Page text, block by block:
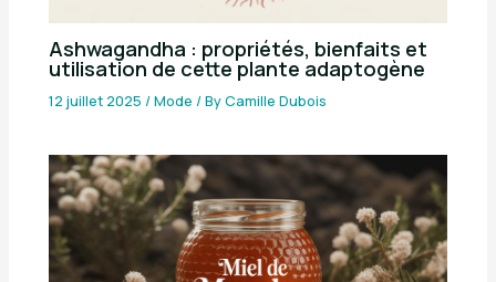
Ashwagandha : propriétés, bienfaits et
utilisation de cette plante adaptogène
12 juillet 2025/Mode / ByCamille Dubois